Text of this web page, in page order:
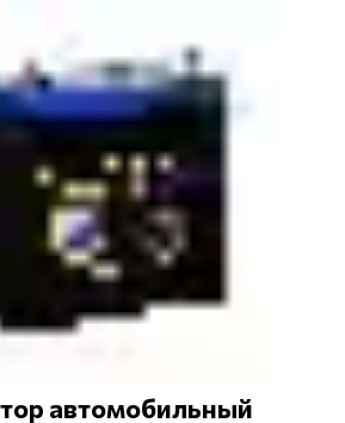
автомобильный